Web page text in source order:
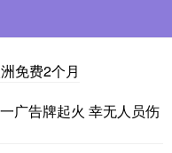
免费2个月
广告牌起火 幸无人员伤